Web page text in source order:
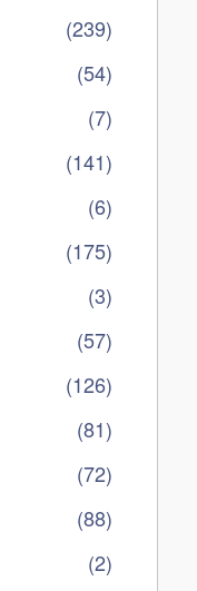
(239)
(54)
(7)
(141)
(6)
(175)
(3)
(57)
(126)
(81)
(72)
(88)
(2)